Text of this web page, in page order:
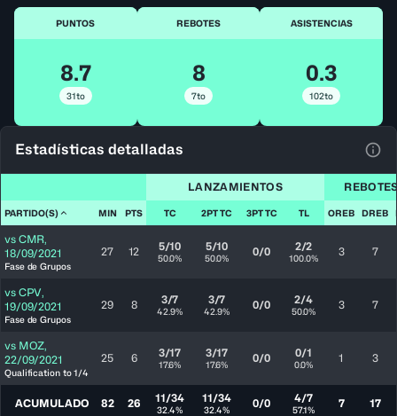
PUNTOS
8.7
31to
REBOTES
8
7to
ASISTENCIAS
0.3
102to
Estadísticas detalladas
LANZAMIENTOS
PARTIDO(S) MIN PTS TC 2PT TC 3PT TC TL OREB DREB
vs CMR,
18/09/2021
Fase de Grupos
27 12 5/10
50.0%
5/10
50.0% 0/0 2/2
100.0% 3 7
vs CPV,
19/09/2021
Fase de Grupos
29 8 3/7
42.9%
3/7
42.9% 0/0 2/4
50.0% 3 7
vs MOZ,
22/09/2021
Qualification to 1/4
25 6 3/17
17.6%
3/17
17.6% 0/0 0/1
0.0% 1 3
ACUMULADO 82 26 11/34
32.4%
11/34
32.4% 0/0 4/7
57.1% 7 17